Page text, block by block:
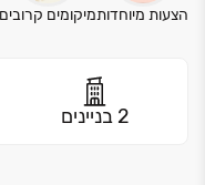
הצעות מיוחדותמיקומים קרובים
2 בניינים